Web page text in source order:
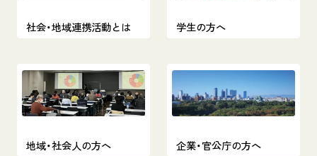
社会・地域連携活動とは 学生の方へ
地域・社会人の方へ 企業・官公庁の方へ